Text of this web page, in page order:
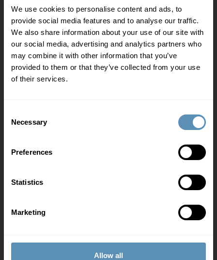
We use cookies to personalise content and ads, to
provide social media features and to analyse our traffic.
We also share information about your use of our site with
our social media, advertising and analytics partners who
may combine it with other information that you’ve
provided to them or that they’ve collected from your use
of their services.
Selection
Necessary
Preferences
Statistics
Marketing
Allow all
For dig som lejer
VISMA LogBuy
Kantineservice
Hvem er vi
Job og karriere